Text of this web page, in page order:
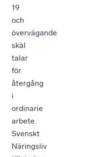
19
och
övervägande
skäl
talar
för
återgång
i
ordinarie
arbete.
Svenskt
Näringsliv